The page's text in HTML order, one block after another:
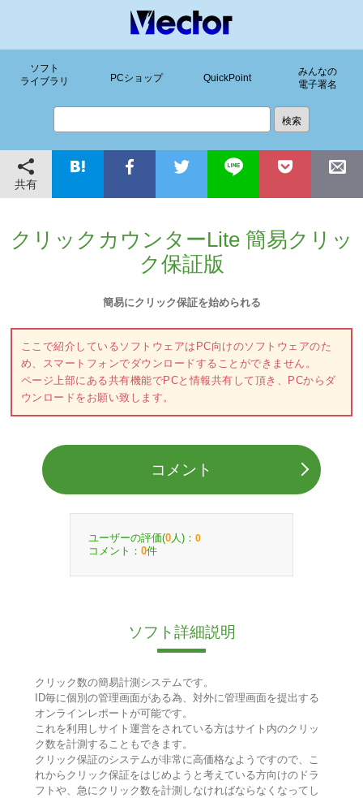
ソフト
ライブラリ
PCショップ QuickPoint
みんなの
電子署名
共有
クリックカウンターLite 簡易クリッ
ク保証版
簡易にクリック保証を始められる
ここで紹介しているソフトウェアはPC向けのソフトウェアのた
め、スマートフォンでダウンロードすることができません。
ページ上部にある共有機能でPCと情報共有して頂き、PCからダ
ウンロードをお願い致します。
コメント
ユーザーの評価(0 人)： 0
コメント： 0件
ソフト詳細説明
クリック数の簡易計測システムです。
ID毎に個別の管理画面がある為、対外に管理画面を提出する
オンラインレポートが可能です。
これを利用しサイト運営をされている方はサイト内のクリッ
ク数を計測することもできます。
クリック保証のシステムが非常に高価格なようですので、こ
れからクリック保証をはじめようと考えている方向けのドラ
フトや、急にクリック数を計測しなければならなくなってし